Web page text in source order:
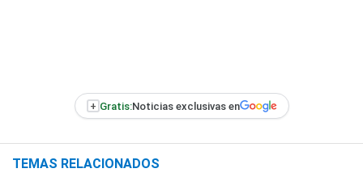
+ Gratis:Noticias exclusivas en
TEMAS RELACIONADOS